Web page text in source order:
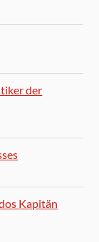
der
Kapitän